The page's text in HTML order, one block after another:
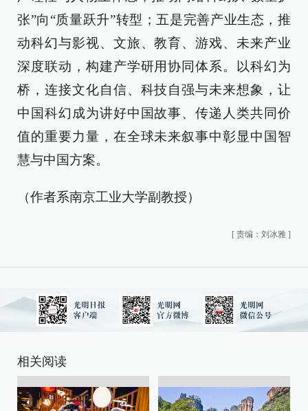
张”向“质量跃升”转型；五是完善产业生态，推
动科幻与影视、文旅、教育、游戏、未来产业
深度联动，构建产学研用协同体系。以科幻为
桥，连接文化自信、科技自强与未来想象，让
中国科幻成为讲好中国故事、传递人类共同价
值的重要力量，在全球未来叙事中彰显中国智
慧与中国方案。
（作者系南京工业大学副教授）
[ 责编：刘冰雅 ]
相关阅读